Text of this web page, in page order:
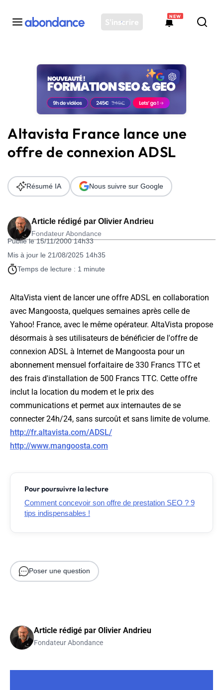
S'inscrire
NEW
Toutes les actus
Actus SEO
Plateforme
Solutions
Ressources
Audit SEO
Altavista France lance une
offre de connexion ADSL
Article rédigé par Olivier Andrieu
Fondateur Abondance
Publié le 15/11/2000 14h33
Mis à jour le 21/08/2025 14h35
Temps de lecture : 1 minute
Résumé IA Nous suivre sur Google
AltaVista vient de lancer une offre ADSL en collaboration
avec Mangoosta, quelques semaines après celle de
Yahoo! France, avec le même opérateur. AltaVista propose
désormais à ses utilisateurs de bénéficier de l'offre de
connexion ADSL à Internet de Mangoosta pour un
abonnement mensuel forfaitaire de 330 Francs TTC et
des frais d'installation de 500 Francs TTC. Cette offre
inclut la location du modem et le prix des
communications et permet aux internautes de se
connecter 24h/24, sans surcoût et sans limite de volume.
http://fr.altavista.com/ADSL/
http://www.mangoosta.com
Pour poursuivre la lecture
Comment concevoir son offre de prestation SEO ? 9
tips indispensables !
Poser une question
Article rédigé par Olivier Andrieu
Fondateur Abondance